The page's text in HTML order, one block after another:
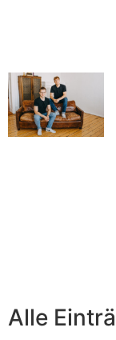
Alle